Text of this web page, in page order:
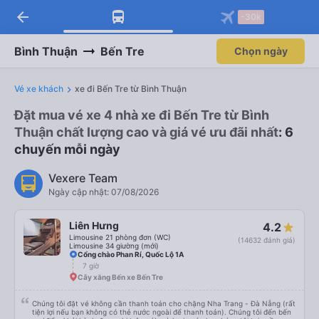
arrow_back -30k
Bình Thuận Bến Tre Chọn ngày
Vé xe khách xe đi Bến Tre từ Bình Thuận
Đặt mua vé xe 4 nhà xe đi Bến Tre từ Bình
Thuận chất lượng cao và giá vé ưu đãi nhất: 6
chuyến mỗi ngày
Vexere Team
Ngày cập nhật: 07/08/2026
Liên Hưng
Limousine 21 phòng đơn (WC)
Limousine 34 giường (mới)
4.2
(14632 đánh giá)
Cổng chào Phan Rí, Quốc Lộ 1A
7 giờ
Cây xăng Bến xe Bến Tre
Chúng tôi đặt vé không cần thanh toán cho chặng Nha Trang - Đà Nẵng (rất
tiện lợi nếu bạn không có thẻ nước ngoài để thanh toán). Chúng tôi đến bến